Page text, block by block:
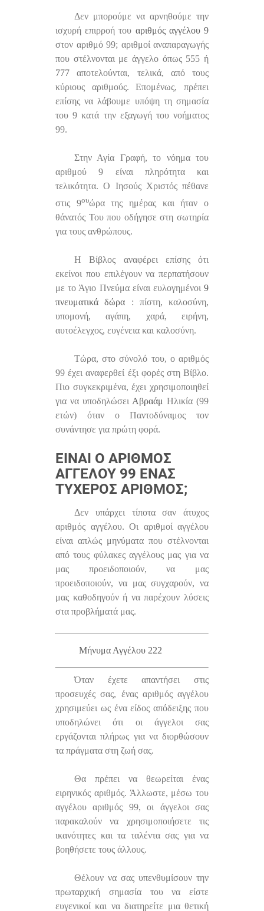
Δεν μπορούμε να αρνηθούμε την
ισχυρή επιρροή του αριθμός αγγέλου 9
στον αριθμό 99; αριθμοί αναπαραγωγής
που στέλνονται με άγγελο όπως 555 ή
777 αποτελούνται, τελικά, από τους
κύριους αριθμούς. Επομένως, πρέπει
επίσης να λάβουμε υπόψη τη σημασία
του 9 κατά την εξαγωγή του νοήματος
99.
Στην Αγία Γραφή, το νόημα του
αριθμού 9 είναι πληρότητα και
τελικότητα. Ο Ιησούς Χριστός πέθανε
στις 9ουώρα της ημέρας και ήταν ο
θάνατός Του που οδήγησε στη σωτηρία
για τους ανθρώπους.
Η Βίβλος αναφέρει επίσης ότι
εκείνοι που επιλέγουν να περπατήσουν
με το Άγιο Πνεύμα είναι ευλογημένοι 9
πνευματικά δώρα : πίστη, καλοσύνη,
υπομονή, αγάπη, χαρά, ειρήνη,
αυτοέλεγχος, ευγένεια και καλοσύνη.
Τώρα, στο σύνολό του, ο αριθμός
99 έχει αναφερθεί έξι φορές στη Βίβλο.
Πιο συγκεκριμένα, έχει χρησιμοποιηθεί
για να υποδηλώσει Αβραάμ Ηλικία (99
ετών) όταν ο Παντοδύναμος τον
συνάντησε για πρώτη φορά.
ΕΊΝΑΙ Ο ΑΡΙΘΜΌΣ
ΑΓΓΈΛΟΥ 99 ΈΝΑΣ
ΤΥΧΕΡΌΣ ΑΡΙΘΜΌΣ;
Δεν υπάρχει τίποτα σαν άτυχος
αριθμός αγγέλου. Οι αριθμοί αγγέλου
είναι απλώς μηνύματα που στέλνονται
από τους φύλακες αγγέλους μας για να
μας προειδοποιούν, να μας
προειδοποιούν, να μας συγχαρούν, να
μας καθοδηγούν ή να παρέχουν λύσεις
στα προβλήματά μας.
Μήνυμα Αγγέλου 222
Όταν έχετε απαντήσει στις
προσευχές σας, ένας αριθμός αγγέλου
χρησιμεύει ως ένα είδος απόδειξης που
υποδηλώνει ότι οι άγγελοι σας
εργάζονται πλήρως για να διορθώσουν
τα πράγματα στη ζωή σας.
Θα πρέπει να θεωρείται ένας
ειρηνικός αριθμός. Άλλωστε, μέσω του
αγγέλου αριθμός 99, οι άγγελοι σας
παρακαλούν να χρησιμοποιήσετε τις
ικανότητες και τα ταλέντα σας για να
βοηθήσετε τους άλλους.
Θέλουν να σας υπενθυμίσουν την
πρωταρχική σημασία του να είστε
ευγενικοί και να διατηρείτε μια θετική